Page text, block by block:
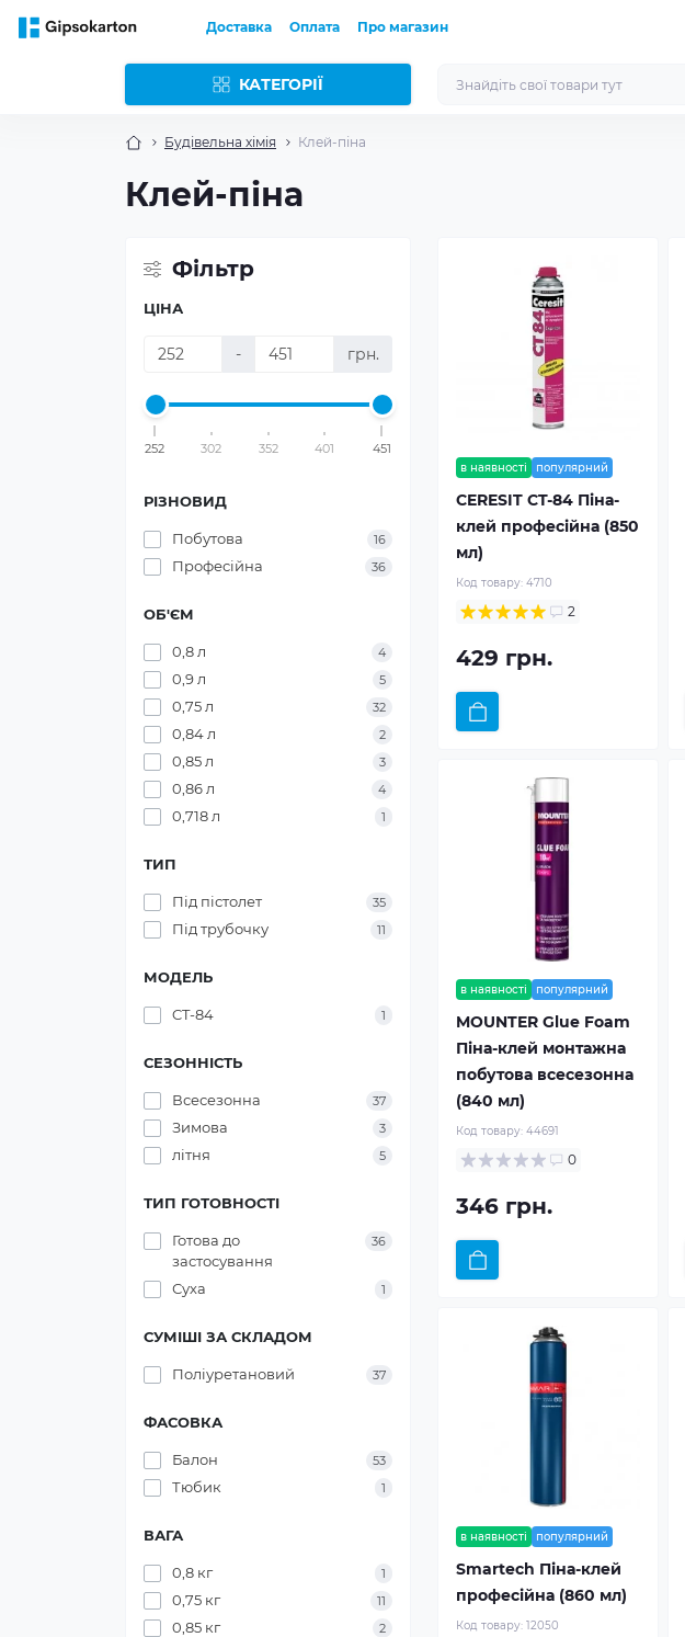
Доставка Оплата Про магазин
КАТЕГОРІЇ
Будівельна хімія Клей-піна
Клей-піна
Фільтр
ЦІНА
- грн.
252 302 352 401 451
РІЗНОВИД
Побутова 16
Професійна 36
ОБ'ЄМ
0,8 л 4
0,9 л 5
0,75 л 32
0,84 л 2
0,85 л 3
0,86 л 4
0,718 л 1
ТИП
Під пістолет 35
Під трубочку 11
МОДЕЛЬ
CT-84 1
СЕЗОННІСТЬ
Всесезонна 37
Зимова 3
літня 5
ТИП ГОТОВНОСТІ
Готова до
застосування
36
Суха 1
СУМІШІ ЗА СКЛАДОМ
Поліуретановий 37
ФАСОВКА
Балон 53
Тюбик 1
ВАГА
0,8 кг 1
0,75 кг 11
0,85 кг 2
в наявності популярний
CERESIT CT-84 Піна-
клей професійна (850
мл)
Код товару: 4710
2
429 грн.
в наявності популярний
MOUNTER Glue Foam
Піна-клей монтажна
побутова всесезонна
(840 мл)
Код товару: 44691
0
346 грн.
в наявності популярний
Smartech Піна-клей
професійна (860 мл)
Код товару: 12050